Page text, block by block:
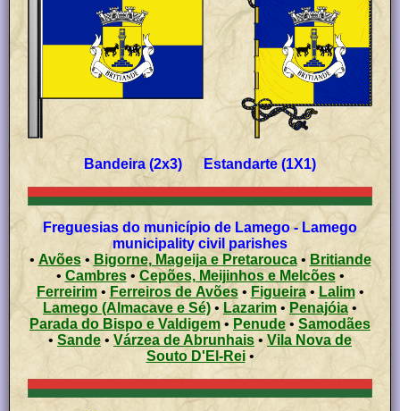
Bandeira (2x3) Estandarte (1X1)
Freguesias do município de Lamego - Lamego
municipality civil parishes
• Avões• Bigorne, Mageija e Pretarouca• Britiande
• Cambres• Cepões, Meijinhos e Melcões•
Ferreirim• Ferreiros de Avões• Figueira• Lalim•
Lamego (Almacave e Sé) • Lazarim • Penajóia •
Parada do Bispo e Valdigem •Penude • Samodães
• Sande • Várzea de Abrunhais • Vila Nova de
Souto D'El-Rei•